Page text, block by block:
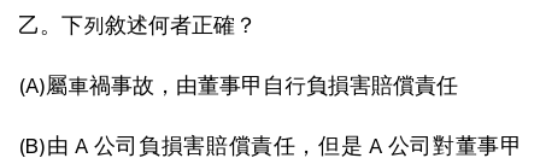
乙。下列敘述何者正確？
(A)屬車禍事故，由董事甲自行負損害賠償責任
(B)由 A 公司負損害賠償責任，但是 A 公司對董事甲